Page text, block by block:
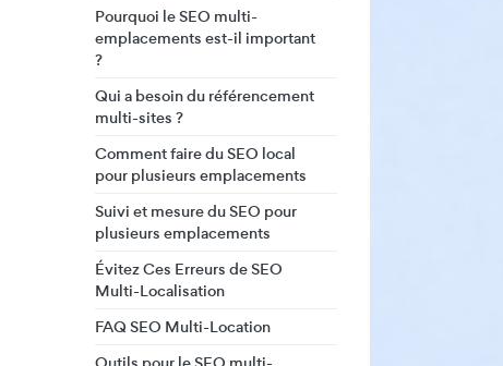
Pourquoi le SEO multi-
emplacements est-il important
?
Qui a besoin du référencement
multi-sites ?
Comment faire du SEO local
pour plusieurs emplacements
Suivi et mesure du SEO pour
plusieurs emplacements
Évitez Ces Erreurs de SEO
Multi-Localisation
FAQ SEO Multi-Location